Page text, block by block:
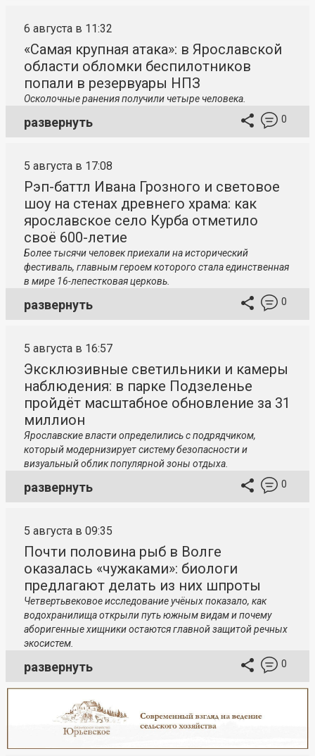
6 августа в 11:32
«Самая крупная атака»: в Ярославской
области обломки беспилотников
попали в резервуары НПЗ
Осколочные ранения получили четыре человека.
развернуть 0
5 августа в 17:08
Рэп-баттл Ивана Грозного и световое
шоу на стенах древнего храма: как
ярославское село Курба отметило
своё 600-летие
Более тысячи человек приехали на исторический
фестиваль, главным героем которого стала единственная
в мире 16-лепестковая церковь.
развернуть 0
5 августа в 16:57
Эксклюзивные светильники и камеры
наблюдения: в парке Подзеленье
пройдёт масштабное обновление за 31
миллион
Ярославские власти определились с подрядчиком,
который модернизирует систему безопасности и
визуальный облик популярной зоны отдыха.
развернуть 0
5 августа в 09:35
Почти половина рыб в Волге
оказалась «чужаками»: биологи
предлагают делать из них шпроты
Четвертьвековое исследование учёных показало, как
водохранилища открыли путь южным видам и почему
аборигенные хищники остаются главной защитой речных
экосистем.
развернуть 0